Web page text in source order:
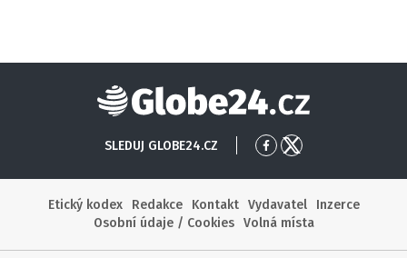
Globe24
SLEDUJ GLOBE24.CZ
PřejítPřejít
Etický kodex
Redakce Kontakt Vydavatel
Inzerce
Osobní údaje / Cookies
Volná místa